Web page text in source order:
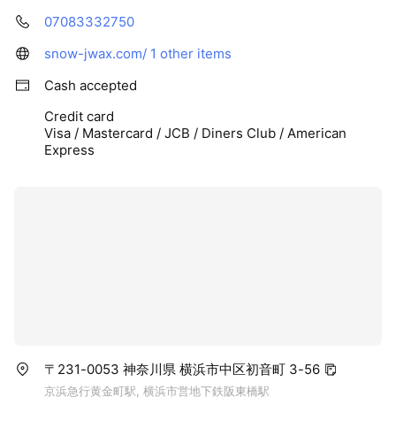
07083332750
snow-jwax.com/ 1 other items
Cash accepted
Credit card
Visa / Mastercard / JCB / Diners Club / American
Express
〒231-0053 神奈川県 横浜市中区初音町 3-56
京浜急行黄金町駅, 横浜市営地下鉄阪東橋駅